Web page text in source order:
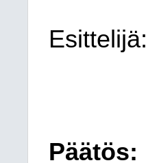
Esittelijä:
Päätös: